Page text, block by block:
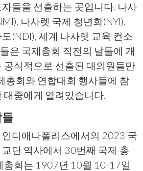
들을 선출하는 곳입니다. 나사
나사렛 국제 청년회(NYI),
(NDI), 세계 나사렛 교육 컨소
은 국제총회 직전의 날들에 개
공식적으로 선출된 대의원들만
총회와 연합대회 행사들에 참
대중에게 열려있습니다.
디애나폴리스에서의 2023 국
단 역사에서 30번째 국제 총
총회는 1907년 10월 10-17일